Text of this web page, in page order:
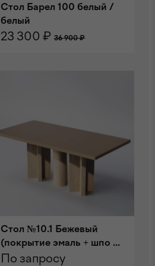
Стол Барел 100 белый /
белый
23 300 ₽ 36 900 ₽
Стол №10.1 Бежевый
(покрытие эмаль + шпо ...
По запросу